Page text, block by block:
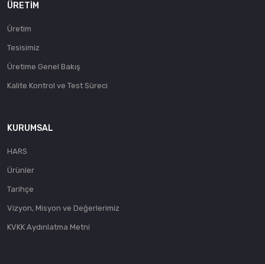
ÜRETIM
Üretim
Tesisimiz
Üretime Genel Bakış
Kalite Kontrol ve Test Süreci
KURUMSAL
HARS
Ürünler
Tarihçe
Vizyon, Misyon ve Değerlerimiz
KVKK Aydınlatma Metni